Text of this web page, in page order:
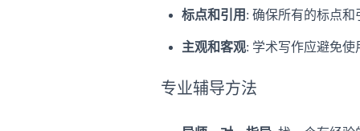
标点和引用 : 确保所有的标点
主观和客观: 学术写作应避免使
专业辅导方法